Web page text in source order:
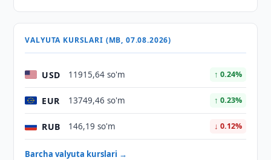
VALYUTA KURSLARI (MB, 07.08.2026)
USD 11915,64 so'm ↑ 0.24%
EUR 13749,46 so'm ↑ 0.23%
RUB 146,19 so'm ↓ 0.12%
Barcha valyuta kurslari →